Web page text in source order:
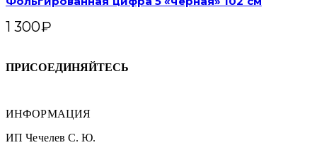
1 300₽
ПРИСОЕДИНЯЙТЕСЬ
ИНФОРМАЦИЯ
ИП Чечелев С. Ю.